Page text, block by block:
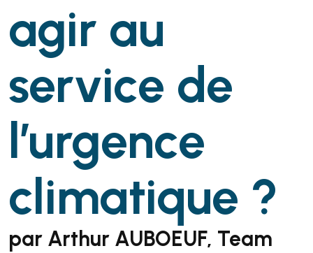
agir au
service de
l’urgence
climatique ?
par Arthur AUBOEUF, Team